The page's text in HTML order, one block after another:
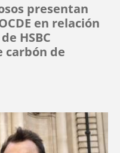
presentan
en relación
HSBC
carbón de